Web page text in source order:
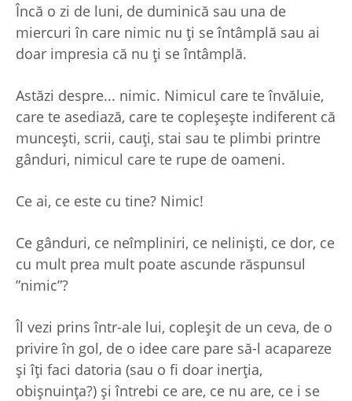
Încă o zi de luni, de duminică sau una de
miercuri în care nimic nu ți se întâmplă sau ai
doar impresia că nu ți se întâmplă.
Astăzi despre... nimic. Nimicul care te învăluie,
care te asediază, care te copleșește indiferent că
muncești, scrii, cauți, stai sau te plimbi printre
gânduri, nimicul care te rupe de oameni.
Ce ai, ce este cu tine? Nimic!
Ce gânduri, ce neîmpliniri, ce neliniști, ce dor, ce
cu mult prea mult poate ascunde răspunsul
”nimic”?
Îl vezi prins într-ale lui, copleșit de un ceva, de o
privire în gol, de o idee care pare să-l acapareze
și îți faci datoria (sau o fi doar inerția,
obișnuința?) și întrebi ce are, ce nu are, ce i se